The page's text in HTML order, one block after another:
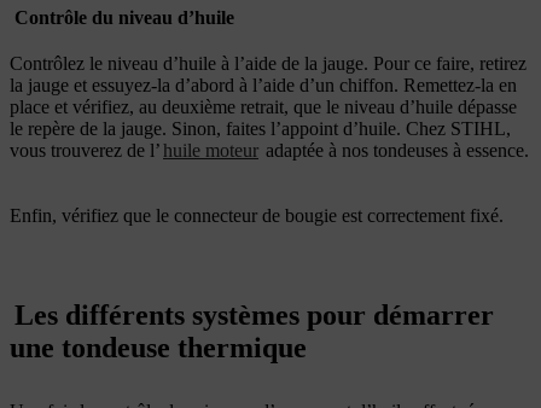
Contrôle du niveau d’huile
Contrôlez le niveau d’huile à l’aide de la jauge. Pour ce faire, retirez
la jauge et essuyez-la d’abord à l’aide d’un chiffon. Remettez-la en
place et vérifiez, au deuxième retrait, que le niveau d’huile dépasse
le repère de la jauge. Sinon, faites l’appoint d’huile. Chez STIHL,
vous trouverez de l’huile moteur adaptée à nos tondeuses à essence.
Enfin, vérifiez que le connecteur de bougie est correctement fixé.
Les différents systèmes pour démarrer
une tondeuse thermique